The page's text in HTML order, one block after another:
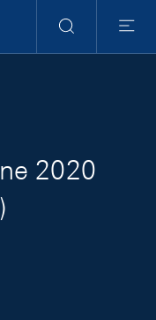
Ricerca
Menu
2020